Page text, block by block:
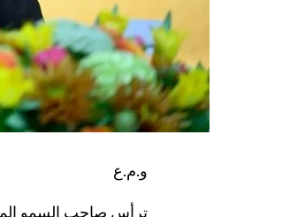
و.م.ع
ترأس صاحب السمو